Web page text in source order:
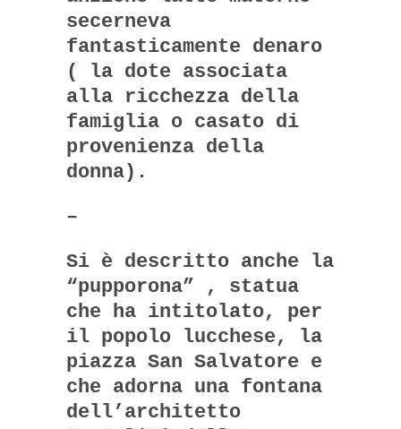
secerneva
fantasticamente denaro
( la dote associata
alla ricchezza della
famiglia o casato di
provenienza della
donna).
–
Si è descritto anche la
“pupporona” , statua
che ha intitolato, per
il popolo lucchese, la
piazza San Salvatore e
che adorna una fontana
dell’architetto